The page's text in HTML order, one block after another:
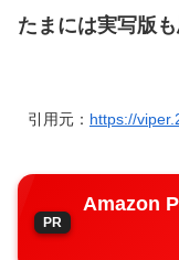
たまには実写版
引用元： https://
Amazon